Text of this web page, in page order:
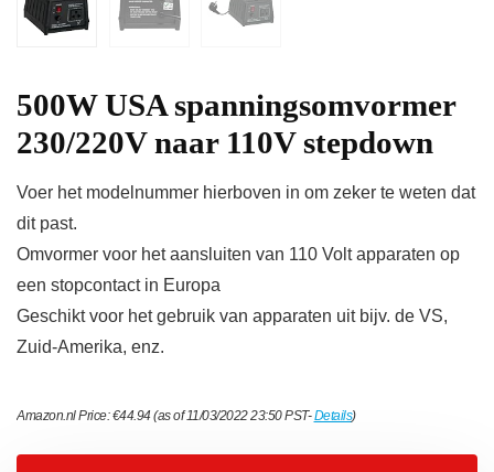
500W USA spanningsomvormer
230/220V naar 110V stepdown
Voer het modelnummer hierboven in om zeker te weten dat
dit past.
Omvormer voor het aansluiten van 110 Volt apparaten op
een stopcontact in Europa
Geschikt voor het gebruik van apparaten uit bijv. de VS,
Zuid-Amerika, enz.
Amazon.nl Price:€44.94(as of 11/03/2022 23:50 PST-Details)